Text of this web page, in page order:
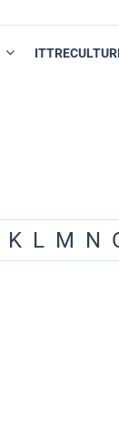
K L M N